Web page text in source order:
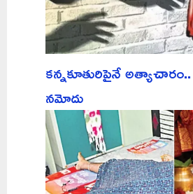
కన్నకూతురిపైనే
నమోదు